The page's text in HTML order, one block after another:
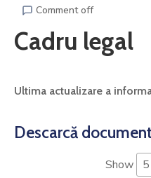
Servicii
Juridice
Comment off
Cadru legal
Ultima actualizare a
Descarcă
Show